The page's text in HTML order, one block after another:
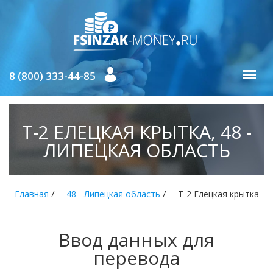
8 (800) 333-44-85
Т-2 ЕЛЕЦКАЯ КРЫТКА, 48 -
ЛИПЕЦКАЯ ОБЛАСТЬ
Главная / 48 - Липецкая область / Т-2 Елецкая крытка
Ввод данных для
перевода